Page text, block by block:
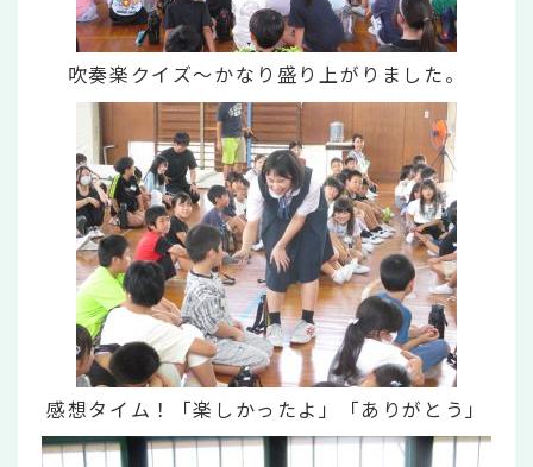
吹奏楽クイズ～かなり盛り上がりました。
感想タイム！「楽しかったよ」「ありがとう」